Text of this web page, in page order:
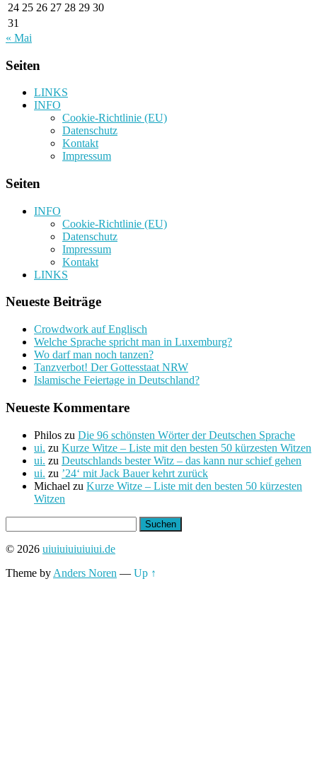
24 25 26 27 28 29 30
31
« Mai
Seiten
LINKS
INFO
Cookie-Richtlinie (EU)
Datenschutz
Kontakt
Impressum
Seiten
INFO
Cookie-Richtlinie (EU)
Datenschutz
Impressum
Kontakt
LINKS
Neueste Beiträge
Crowdwork auf Englisch
Welche Sprache spricht man in Luxemburg?
Wo darf man noch tanzen?
Tanzverbot! Der Gottesstaat NRW
Islamische Feiertage in Deutschland?
Neueste Kommentare
Philos zu Die 96 schönsten Wörter der Deutschen Sprache
ui. zu Kurze Witze – Liste mit den besten 50 kürzesten Witzen
ui. zu Deutschlands bester Witz – das kann nur schief gehen
ui. zu ’24‘ mit Jack Bauer kehrt zurück
Michael zu Kurze Witze – Liste mit den besten 50 kürzesten
Witzen
nach:
© 2026 uiuiuiuiuiuiui.de
Theme by Anders Noren — Up ↑